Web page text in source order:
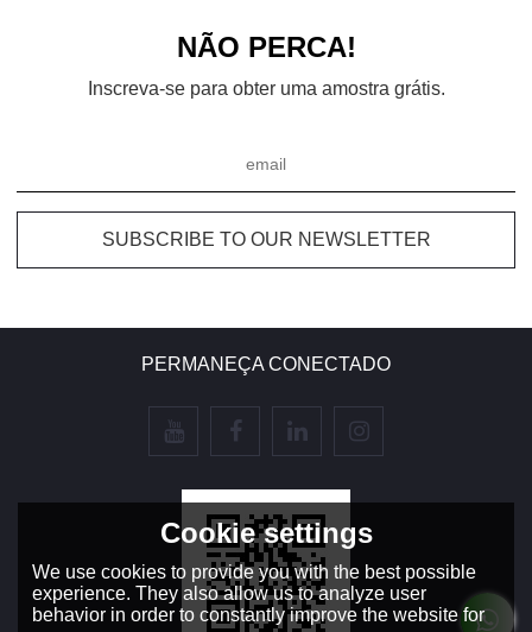
NÃO PERCA!
Inscreva-se para obter uma amostra grátis.
PERMANEÇA CONECTADO
Cookie settings
We use cookies to provide you with the best possible
experience. They also allow us to analyze user
behavior in order to constantly improve the website for